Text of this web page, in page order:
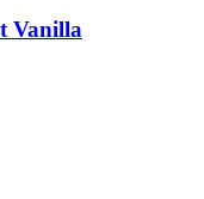
Vanilla